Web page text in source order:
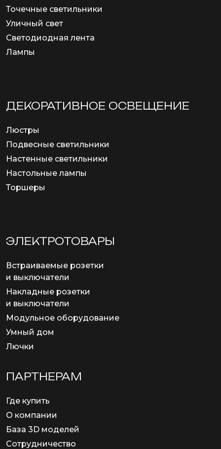
Точечные светильники
Уличный свет
Светодиодная лента
Лампы
ДЕКОРАТИВНОЕ ОСВЕЩЕНИЕ
Люстры
Подвесные светильники
Настенные светильники
Настольные лампы
Торшеры
ЭЛЕКТРОТОВАРЫ
Встраиваемые розетки
и выключатели
Накладные розетки
и выключатели
Модульное оборудование
Умный дом
Лючки
ПАРТНЕРАМ
Где купить
О компании
База 3D моделей
Сотрудничество